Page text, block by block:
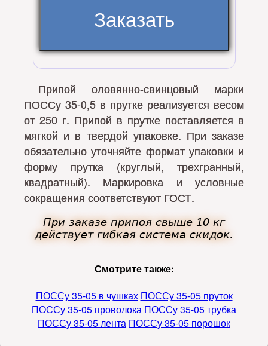
Припой оловянно-свинцовый марки
ПОССу 35-0,5 в прутке реализуется весом
от 250 г. Припой в прутке поставляется в
мягкой и в твердой упаковке. При заказе
обязательно уточняйте формат упаковки и
форму прутка (круглый, трехгранный,
квадратный). Маркировка и условные
сокращения соответствуют ГОСТ.
При заказе припоя свыше 10 кг
действует гибкая система скидок.
Смотрите также:
ПОССу 35-05 в чушках ПОССу 35-05 пруток
ПОССу 35-05 проволока ПОССу 35-05 трубка
ПОССу 35-05 лента ПОССу 35-05 порошок